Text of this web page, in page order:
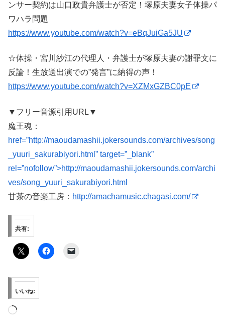
ンサー契約は山口政貴弁護士が否定！塚原夫妻女子体操パ
ワハラ問題
https://www.youtube.com/watch?v=eBqJuiGa5JU
☆体操・宮川紗江の代理人・弁護士が塚原夫妻の謝罪文に
反論！生放送出演での”発言”に納得の声！
https://www.youtube.com/watch?v=XZMxGZBC0pE
▼フリー音源引用URL▼
魔王魂：
href=”http://maoudamashii.jokersounds.com/archives/song
_yuuri_sakurabiyori.html” target=”_blank”
rel=”nofollow”>http://maoudamashii.jokersounds.com/archi
ves/song_yuuri_sakurabiyori.html
甘茶の音楽工房： http://amachamusic.chagasi.com/
共有:
いいね:
読